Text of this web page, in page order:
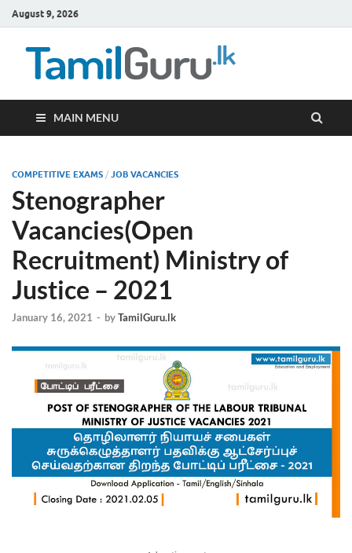
August 9, 2026
MAIN MENU
COMPETITIVE EXAMS / JOB VACANCIES
Stenographer
Vacancies(Open
Recruitment) Ministry of
Justice – 2021
January 16, 2021 - byTamilGuru.lk